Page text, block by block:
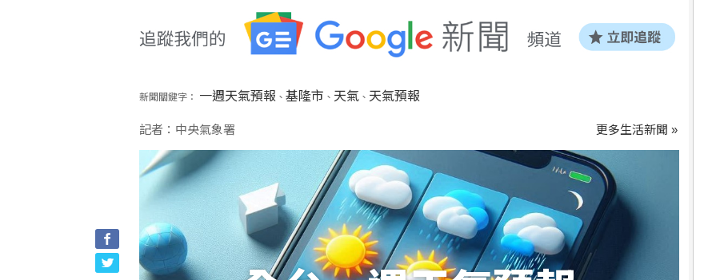
新聞關鍵字： 一週天氣預報 、 基隆市 、 天氣、 天氣預報
記者：中央氣象署 更多生活新聞 »